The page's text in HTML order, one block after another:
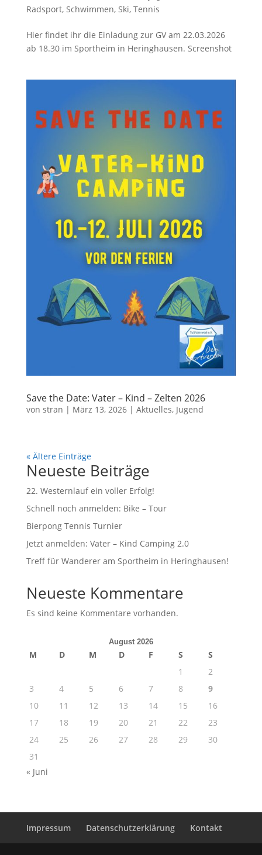
Radsport, Schwimmen, Ski, Tennis
Hier findet ihr die Einladung zur GV am 22.03.2026
ab 18.30 im Sportheim in Heringhausen. Screenshot
Save the Date: Vater – Kind – Zelten 2026
von stran | März 13, 2026| Aktuelles, Jugend
« Ältere Einträge
Neueste Beiträge
22. Westernlauf ein voller Erfolg!
Schnell noch anmelden: Bike – Tour
Bierpong Tennis Turnier
Jetzt anmelden: Vater – Kind Camping 2.0
Treff für Wanderer am Sportheim in Heringhausen!
Neueste Kommentare
Es sind keine Kommentare vorhanden.
August 2026
M D M D F S
S
1
2
3
4 5 6 7 8
9
10
11 12 13 14 15
16
17
18 19 20 21 22
23
24
25 26 27 28 29
30
31
« Juni
Impressum Datenschutzerklärung Kontakt